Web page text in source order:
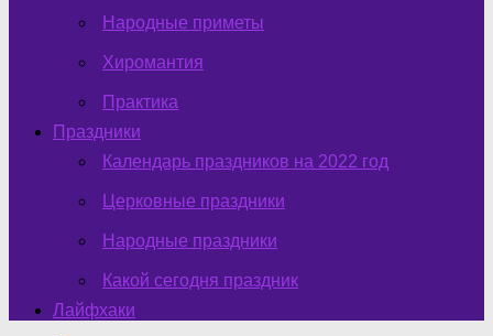
Народные приметы
Хиромантия
Практика
Праздники
Календарь праздников на 2022 год
Церковные праздники
Народные праздники
Какой сегодня праздник
Лайфхаки